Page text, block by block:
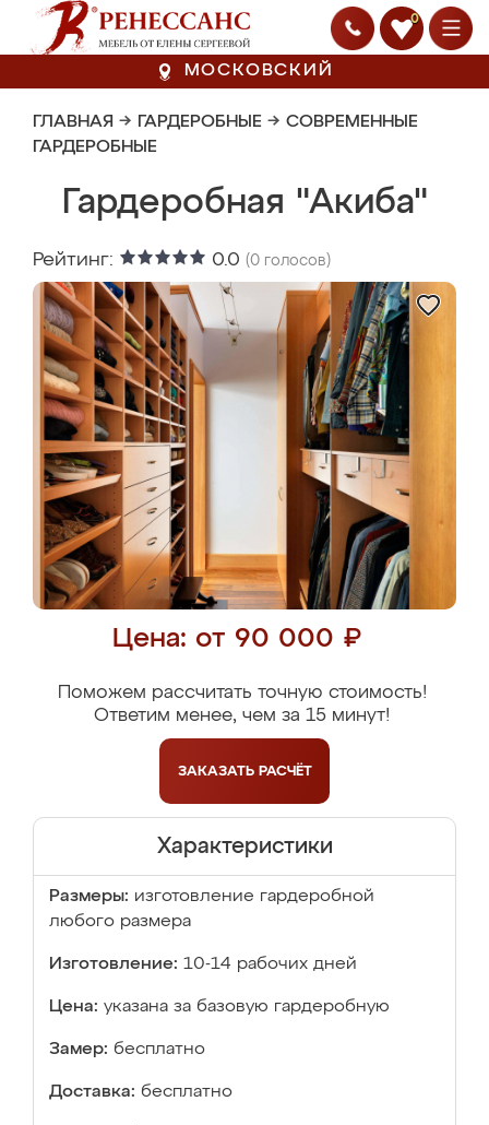
0
МОСКОВСКИЙ
ГЛАВНАЯ → ГАРДЕРОБНЫЕ → СОВРЕМЕННЫЕ
ГАРДЕРОБНЫЕ
Гардеробная "Акиба"
Рейтинг: 0.0 (0 голосов)
Цена: от 90 000 ₽
Поможем рассчитать точную стоимость!
Ответим менее, чем за 15 минут!
ЗАКАЗАТЬ РАСЧЁТ
Характеристики
Размеры: изготовление гардеробной
любого размера
Изготовление: 10-14 рабочих дней
Цена: указана за базовую гардеробную
Замер: бесплатно
Доставка: бесплатно